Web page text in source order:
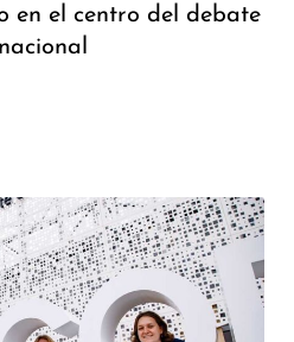
en el centro del debate